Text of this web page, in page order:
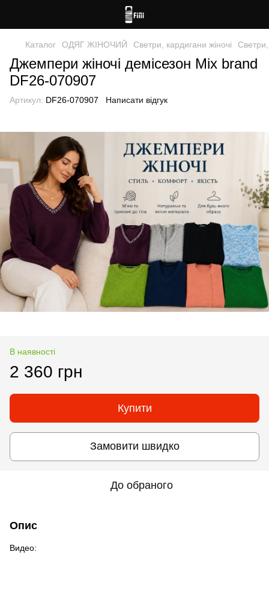
Каталог ОДЯГ ЖІНОЧИЙ Светри, кардигани жіночі
Джемпери жіночі демісезон Mix brand
DF26-070907
Артикул: DF26-070907 Написати відгук
В наявності
2 360 грн
Купити
Замовити швидко
До обраного
Опис
Видео: